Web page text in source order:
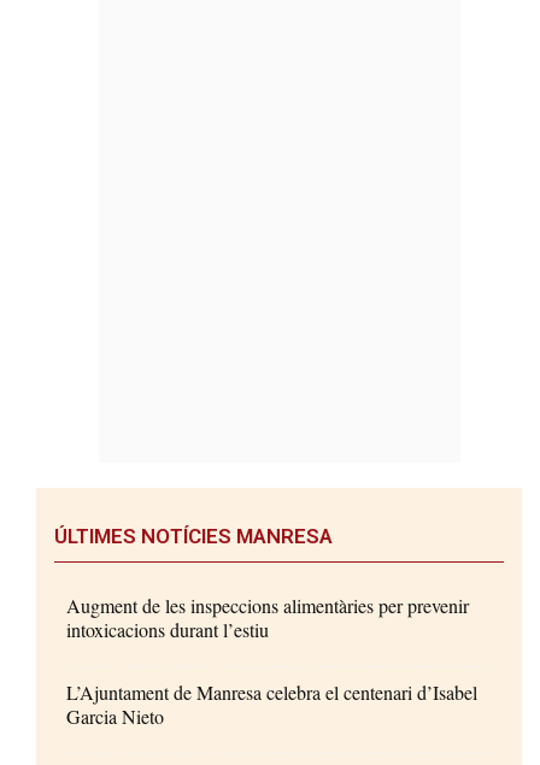
ÚLTIMES NOTÍCIES MANRESA
Augment de les inspeccions alimentàries per prevenir
intoxicacions durant l’estiu
L’Ajuntament de Manresa celebra el centenari d’Isabel
Garcia Nieto